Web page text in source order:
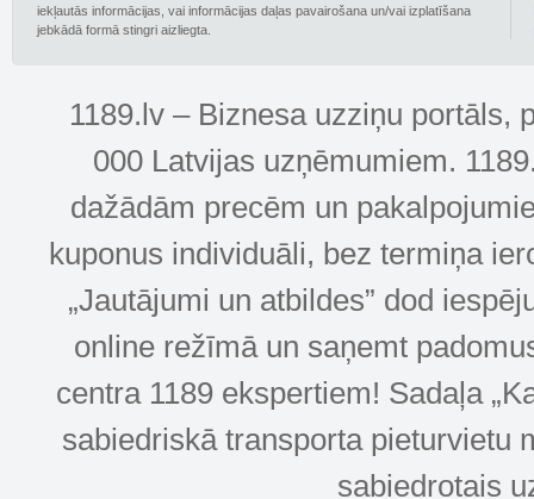
iekļautās informācijas, vai informācijas daļas pavairošana un/vai izplatīšana
jebkādā formā stingri aizliegta.
1189.lv – Biznesa uzziņu portāls,
000 Latvijas uzņēmumiem.
dažādām precēm un
kuponus individuāli, bez termiņa
„Jautājumi un atbildes” dod
online režīmā un saņemt
centra 1189 ekspertiem! Sadaļa
sabiedriskā transporta pieturvietu
sabiedrotais